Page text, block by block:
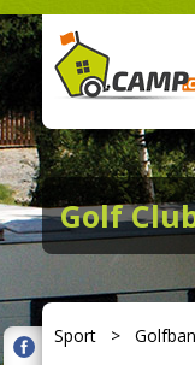
Golf
Sport >